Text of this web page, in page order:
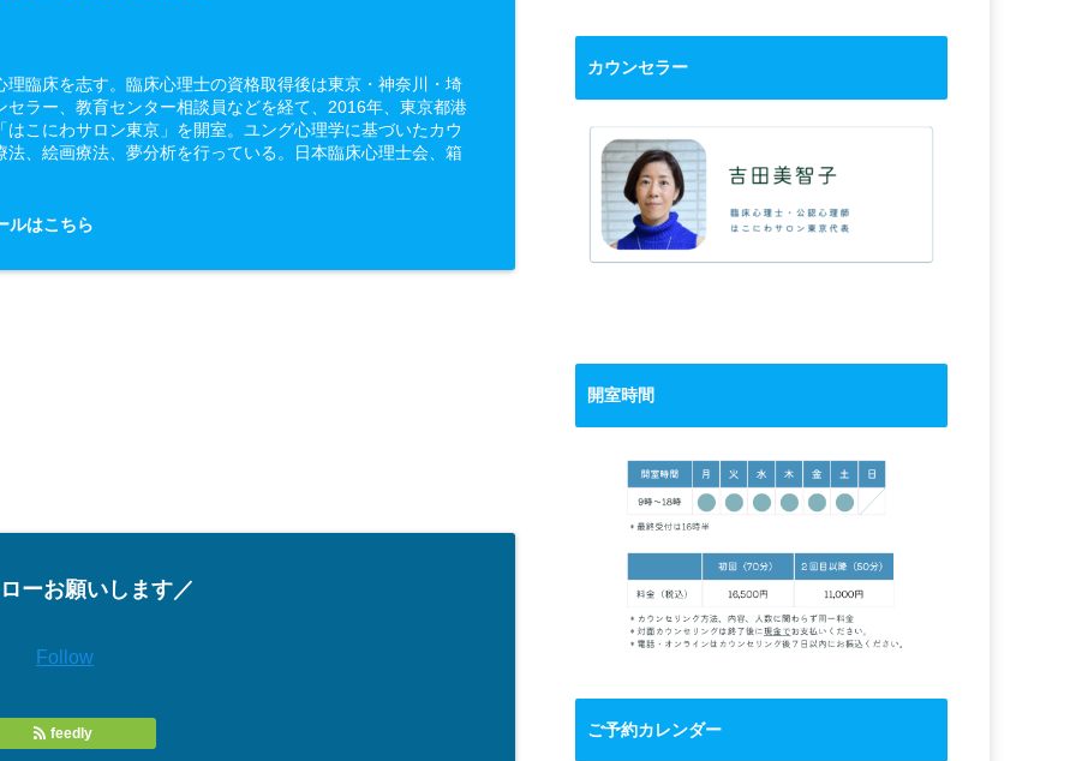
理臨床を志す。臨床心理士の資格取得後は東京・神奈川・埼
セラー、教育センター相談員などを経て、2016年、東京都港
はこにわサロン東京」を開室。ユング心理学に基づいたカウ
法、絵画療法、夢分析を行っている。日本臨床心理士会、箱
ルはこちら
ーお願いします／
Follow
feedly
カウンセラー
開室時間
ご予約カレンダー